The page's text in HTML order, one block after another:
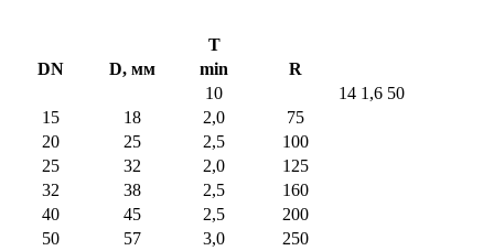
DN D, мм
T
R
min
10
14 1,6 50
15
18 2,0
75
20
25 2,5
100
25
32 2,0
125
32
38 2,5
160
40
45 2,5
200
50
57 3,0
250